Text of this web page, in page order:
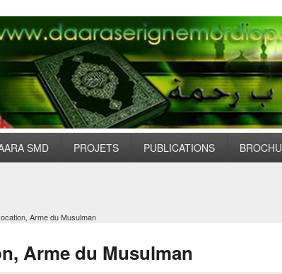
SMD PROJETS PUBLICATIONS
Arme du Musulman
Arme du Musulman